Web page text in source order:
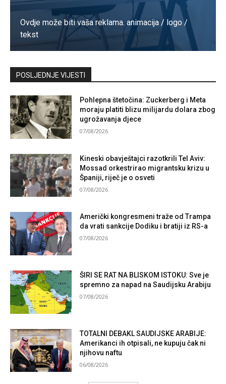
Ovdje može biti vaša reklama. animacija / logo /
tekst
Kontaktirajte nas
POSLJEDNJE VIJESTI
Pohlepna štetočina: Zuckerberg i Meta
moraju platiti blizu milijardu dolara zbog
ugrožavanja djece
07/08/2026
Kineski obavještajci razotkrili Tel Aviv:
Mossad orkestrirao migrantsku krizu u
Španiji, riječ je o osveti
07/08/2026
Američki kongresmeni traže od Trampa
da vrati sankcije Dodiku i bratiji iz RS-a
07/08/2026
ŠIRI SE RAT NA BLISKOM ISTOKU: Sve je
spremno za napad na Saudijsku Arabiju
07/08/2026
TOTALNI DEBAKL SAUDIJSKE ARABIJE:
Amerikanci ih otpisali, ne kupuju čak ni
njihovu naftu
06/08/2026